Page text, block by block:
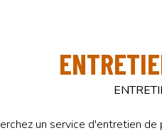
un service d'entretien